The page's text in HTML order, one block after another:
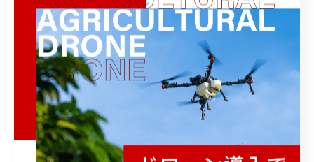
肥料散布の自動化で作業効率が劇的アップ
農業用ドローンによる肥料散布の自動化は、作業効率を
大幅に向上させる手段として注目されています。自動航
行機能を活用すれば、広大な圃場でも短時間で均一な散
布が可能となり、作業負担の軽減に直結します。人手不
足や高齢化が進む現場においては、特にその効果が顕著
です。